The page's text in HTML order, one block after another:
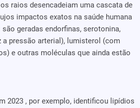
raios desencadeiam uma cascata de
impactos exatos na saúde humana
geradas endorfinas, serotonina,
pressão arterial), lumisterol (com
e outras moléculas que ainda estão
2023 , por exemplo, identificou lipídios